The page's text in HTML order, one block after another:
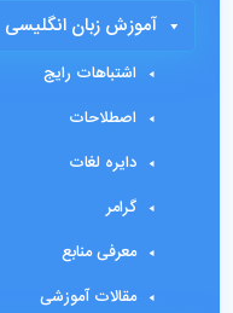
آموزش زبان انگلیسی
اشتباهات رایج
اصطلاحات
دایره لغات
گرامر
معرفی منابع
مقالات آموزشی